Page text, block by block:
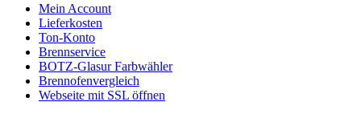
Mein Account
Lieferkosten
Ton-Konto
Brennservice
BOTZ-Glasur Farbwähler
Brennofenvergleich
Webseite mit SSL öffnen